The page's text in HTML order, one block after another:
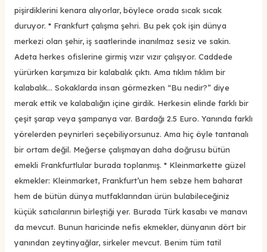
pişirdiklerini kenara alıyorlar, böylece orada sıcak sıcak
duruyor. * Frankfurt çalışma şehri. Bu pek çok işin dünya
merkezi olan şehir, iş saatlerinde inanılmaz sesiz ve sakin.
Adeta herkes ofislerine girmiş vızır vızır çalışıyor. Caddede
yürürken karşımıza bir kalabalık çıktı. Ama tıklım tıklım bir
kalabalık... Sokaklarda insan görmezken “Bu nedir?” diye
merak ettik ve kalabalığın içine girdik. Herkesin elinde farklı bir
çeşit şarap veya şampanya var. Bardağı 2.5 Euro. Yanında farklı
yörelerden peynirleri seçebiliyorsunuz. Ama hiç öyle tantanalı
bir ortam değil. Meğerse çalışmayan daha doğrusu bütün
emekli Frankfurtlular burada toplanmış. * Kleinmarkette güzel
ekmekler: Kleinmarket, Frankfurt’un hem sebze hem baharat
hem de bütün dünya mutfaklarından ürün bulabileceğiniz
küçük satıcılarının birleştiği yer. Burada Türk kasabı ve manavı
da mevcut. Bunun haricinde nefis ekmekler, dünyanın dört bir
yanından zeytinyağlar, sirkeler mevcut. Benim tüm tatil